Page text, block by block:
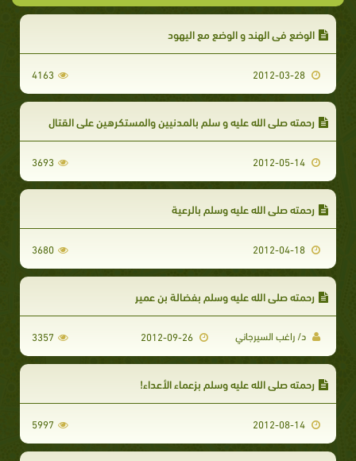
الوضع في الهند و الوضع مع اليهود
4163
رحمته صلى الله عليه و سلم بالمدنيين والمستكرهين على القتال
3693
رحمته صلى الله عليه وسلم بالرعية
3680
رحمته صلى الله عليه وسلم بفضالة بن عمير
د/ راغب السيرجاني 3357
رحمته صلى الله عليه وسلم بزعماء الأعداء!
5997